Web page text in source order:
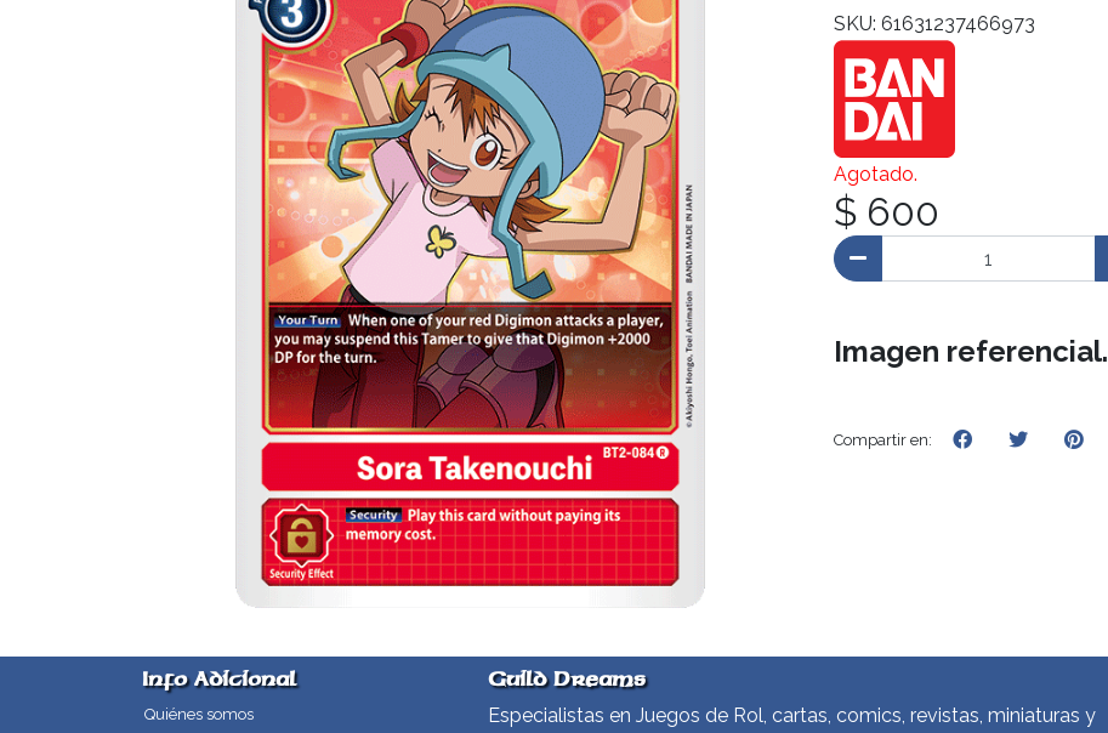
SKU: 61631237466973
Agotado.
$ 600
Imagen referencial.
Compartir en:
Info Adicional
Quiénes somos
Guild Dreams
Especialistas en Juegos de Rol, cartas, comics, revistas, miniaturas y